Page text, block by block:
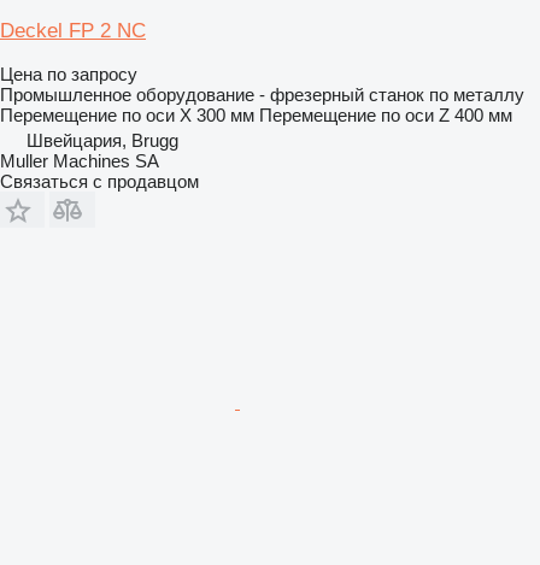
Deckel FP 2 NC
Цена по запросу
Промышленное оборудование - фрезерный станок по металлу
Перемещение по оси X 300 мм Перемещение по оси Z 400 мм
Швейцария, Brugg
Muller Machines SA
Связаться с продавцом